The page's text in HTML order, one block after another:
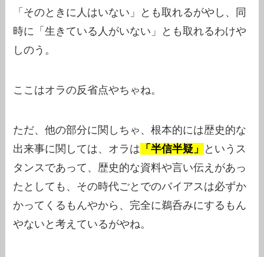
「そのときに人はいない」とも取れるがやし、同
時に「生きている人がいない」とも取れるわけや
しのう。
ここはオラの反省点やちゃね。
ただ、他の部分に関しちゃ、根本的には歴史的な
出来事に関しては、オラは 「半信半疑」
というス
タンスであって、歴史的な資料や言い伝えがあっ
たとしても、その時代ごとでのバイアスは必ずか
かってくるもんやから、完全に鵜呑みにするもん
やないと考えているがやね。